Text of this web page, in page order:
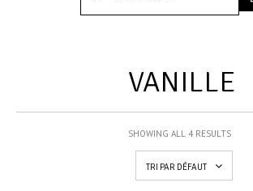
VANILLE
SHOWING ALL 4 RESULTS
TRI PAR DÉFAUT